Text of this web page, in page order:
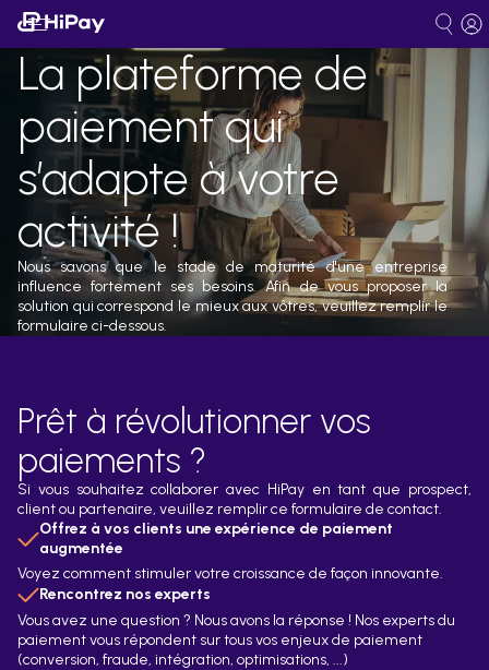
La plateforme de
paiement qui
s’adapte à votre
activité !
Nous savons que le stade de maturité d'une entreprise
influence fortement ses besoins. Afin de vous proposer la
solution qui correspond le mieux aux vôtres, veuillez remplir le
formulaire ci-dessous.
Prêt à révolutionner vos
paiements ?
Si vous souhaitez collaborer avec HiPay en tant que prospect,
client ou partenaire, veuillez remplir ce formulaire de contact.
Offrez à vos clients une expérience de paiement
augmentée
Voyez comment stimuler votre croissance de façon innovante.
Rencontrez nos experts
Vous avez une question ? Nous avons la réponse ! Nos experts du
paiement vous répondent sur tous vos enjeux de paiement
(conversion, fraude, intégration, optimisations, ...)